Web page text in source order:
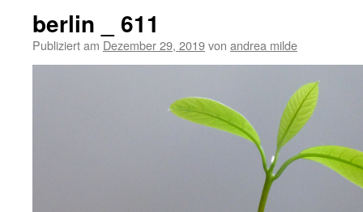
berlin _ 611
Publiziert am Dezember 29, 2019von andrea milde